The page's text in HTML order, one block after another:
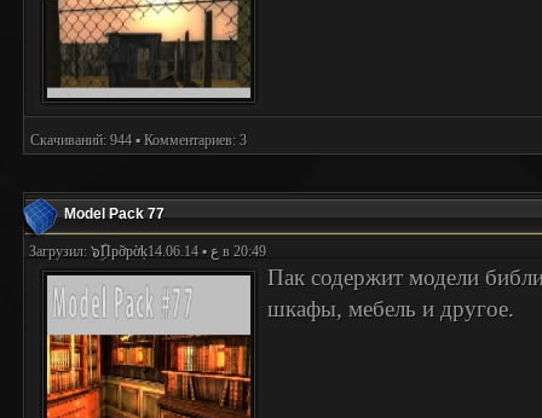
Скачиваний: 944 ▪ Комментариев: 3
Model Pack 77
Загрузил: ๖ۣۜПpỡpờķع ▪ 14.06.14 в 20:49
Пак содержит модели
шкафы, мебель и другое.